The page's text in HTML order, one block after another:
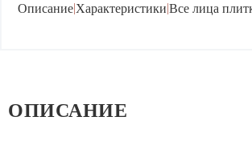
Описание|Характеристики|Все лица
ОПИСАНИЕ